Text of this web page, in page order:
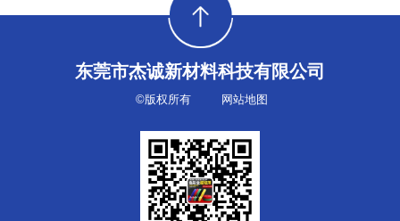
东莞市杰诚新材料科技有限公司
©版权所有 网站地图